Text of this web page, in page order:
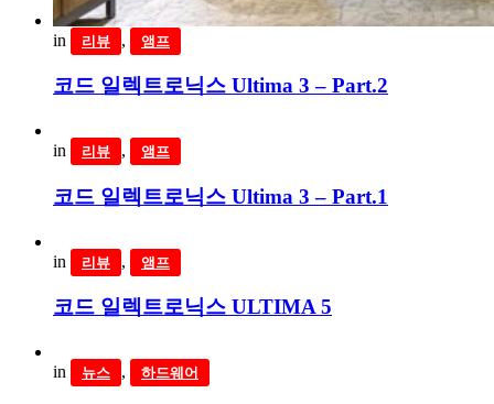
in 리뷰 , 앰프
코드 일렉트로닉스 Ultima 3 – Part.2
in 리뷰 , 앰프
코드 일렉트로닉스 Ultima 3 – Part.1
in 리뷰 , 앰프
코드 일렉트로닉스 ULTIMA 5
in 뉴스 , 하드웨어